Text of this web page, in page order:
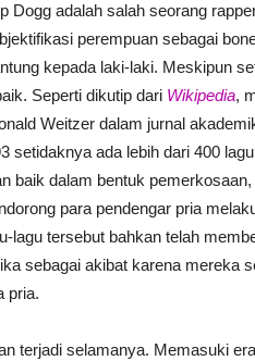
Dogg adalah salah seorang
perempuan sebagai
kepada laki-laki. Meskipun
Seperti dikutip dari Wikipedia,
Weitzer dalam jurnal
setidaknya ada lebih dari 400
baik dalam bentuk
para pendengar pria
lagu tersebut bahkan telah
sebagai akibat karena mereka
pria.
terjadi selamanya. Memasuki